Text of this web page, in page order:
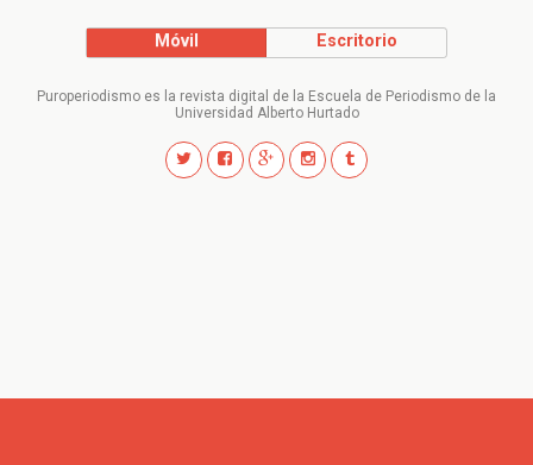
Móvil Escritorio
Puroperiodismo es la revista digital de la Escuela de Periodismo de la
Universidad Alberto Hurtado